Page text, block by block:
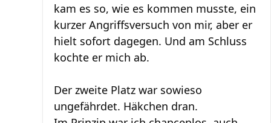
kam es so, wie es kommen musste, ein
kurzer Angriffsversuch von mir, aber er
hielt sofort dagegen. Und am Schluss
kochte er mich ab.
Der zweite Platz war sowieso
ungefährdet. Häkchen dran.